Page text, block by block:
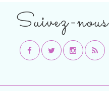
Suivez-nous